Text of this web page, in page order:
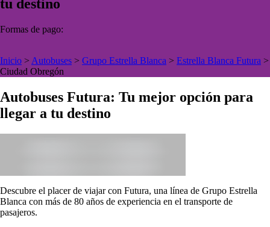
tu destino
Formas de pago:
Inicio > Autobuses > Grupo Estrella Blanca > Estrella Blanca Futura >
Ciudad Obregón
Autobuses Futura: Tu mejor opción para
llegar a tu destino
Descubre el placer de viajar con Futura, una línea de Grupo Estrella
Blanca con más de 80 años de experiencia en el transporte de
pasajeros.